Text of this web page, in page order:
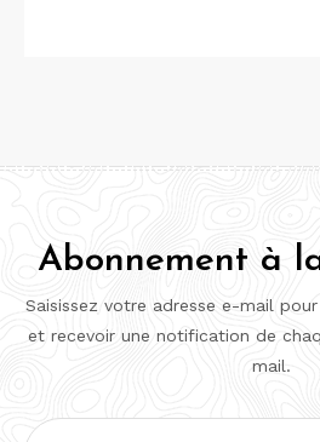
Abonnement à
Saisissez votre adresse e-mail
et recevoir une notification de
mail.
Adresse